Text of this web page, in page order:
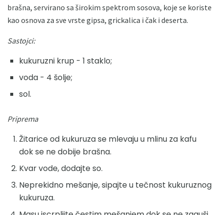
brašna, servirano sa širokim spektrom sosova, koje se koriste
kao osnova za sve vrste gipsa, grickalica i čak i deserta.
Sastojci:
kukuruzni krup - 1 staklo;
voda - 4 šolje;
sol.
Priprema
Žitarice od kukuruza se mlevaju u mlinu za kafu
dok se ne dobije brašna.
Kvar vode, dodajte so.
Neprekidno mešanje, sipajte u tečnost kukuruznog
kukuruza.